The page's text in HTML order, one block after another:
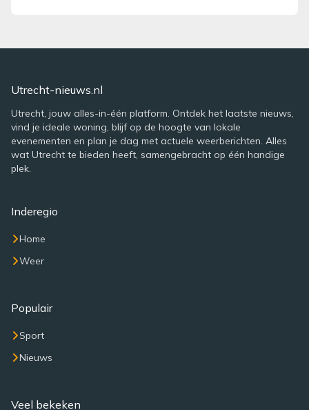
Utrecht-nieuws.nl
Utrecht, jouw alles-in-één platform. Ontdek het laatste nieuws,
vind je ideale woning, blijf op de hoogte van lokale
evenementen en plan je dag met actuele weerberichten. Alles
wat Utrecht te bieden heeft, samengebracht op één handige
plek.
Inderegio
Home
Weer
Populair
Sport
Nieuws
Veel bekeken